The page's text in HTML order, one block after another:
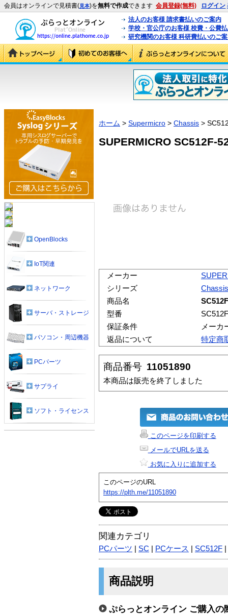
会員はオンラインで見積書(見本)を無料で作成できます 会員登録(無料) ログイン
法人のお客様 請求書払いのご案内
学校・官公庁のお客様 校費・公費
研究機関のお客様 科研費払いのご
ホーム > Supermicro > Chassis >
SUPERMICRO SC512F-
メーカー
シリーズ
Chassis
商品名
型番
保証条件
メーカ
返品について
特定商
商品番号 11051890
本商品は販売を終了しました
このページを印刷する
メールでURLを送る
お気に入りに追加する
このページのURL
https://plth.me/11051890
関連カテゴリ
PCパーツ SC PCケース SC512F
商品説明
ぷらっとオンライン ご購入の
OpenBlocks
IoT関連
ネットワーク
サーバ・ストレージ
パソコン・周辺機器
PCパーツ
サプライ
ソフト・ライセンス